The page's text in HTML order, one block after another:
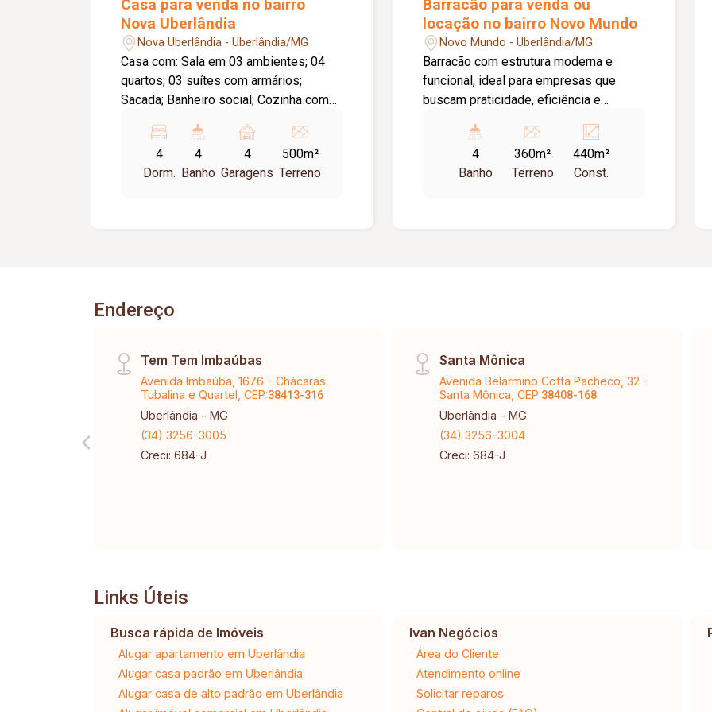
Casa para venda no bairro
Nova Uberlândia
Nova Uberlândia - Uberlândia/MG
Casa com: Sala em 03 ambientes; 04
quartos; 03 suítes com armários;
Sacada; Banheiro social; Cozinha com
gourmet com churrasqueira; 04 vagas
de garagem.
4
Dorm.
4
Banho
4
Garagens
500m²
Terreno
Barracão para venda ou
locação no bairro Novo Mundo
Novo Mundo - Uberlândia/MG
Barracão com estrutura moderna e
funcional, ideal para empresas que
buscam praticidade, eficiência e
imóvel conta com: Mezanino; 02 portas
automáticas; Padrão trifásico; 04
banheiros; Diferenciais do imóvel:
localização estratégica.
4
Banho
360m²
Terreno
440m²
Const.
Endereço
Tem Tem Imbaúbas
Avenida Imbaúba, 1676 - Chácaras
Tubalina e Quartel, CEP:38413-316
Uberlândia - MG
(34) 3256-3005
Creci: 684-J
Santa Mônica
Avenida Belarmino Cotta Pacheco, 32 -
Santa Mônica, CEP:38408-168
Uberlândia - MG
(34) 3256-3004
Creci: 684-J
Links Úteis
Busca rápida de Imóveis
Alugar apartamento em Uberlândia
Alugar casa padrão em Uberlândia
Alugar casa de alto padrão em Uberlândia
Ivan Negócios
Área do Cliente
Atendimento online
Solicitar reparos